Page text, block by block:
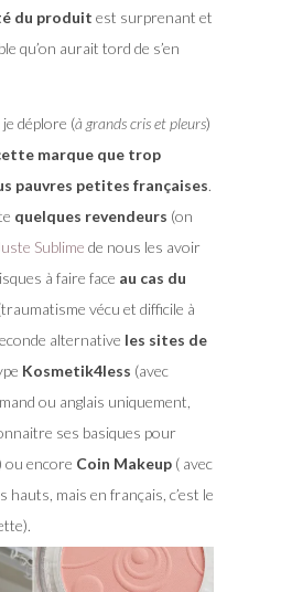
du produit est surprenant et
qu’on aurait tord de s’en
déplore (à grands cris et pleurs)
marque que trop
pauvres petites françaises.
quelques revendeurs (on
Sublime de nous les avoir
à faire face au cas du
vécu et difficile à
alternative les sites de
Kosmetik4less (avec
ou anglais uniquement,
ses basiques pour
ou encore Coin Makeup( avec
hauts, mais en français, c’est le